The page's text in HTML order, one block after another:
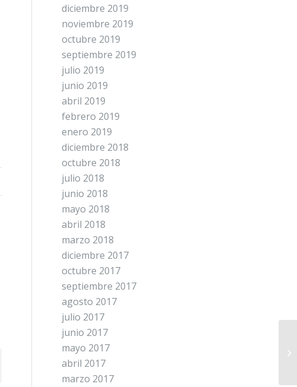
diciembre 2019
noviembre 2019
octubre 2019
septiembre 2019
julio 2019
junio 2019
abril 2019
febrero 2019
enero 2019
diciembre 2018
octubre 2018
julio 2018
junio 2018
mayo 2018
abril 2018
marzo 2018
diciembre 2017
octubre 2017
septiembre 2017
agosto 2017
julio 2017
junio 2017
mayo 2017
abril 2017
marzo 2017